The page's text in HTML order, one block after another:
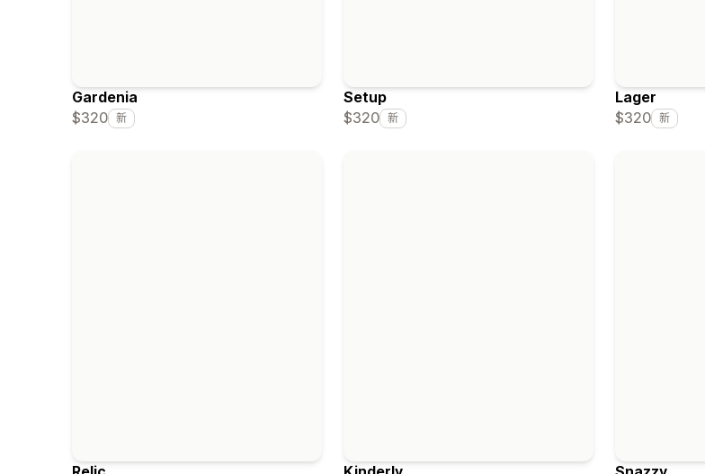
Gardenia
$320 新
Setup
$320 新
Lager
$320 新